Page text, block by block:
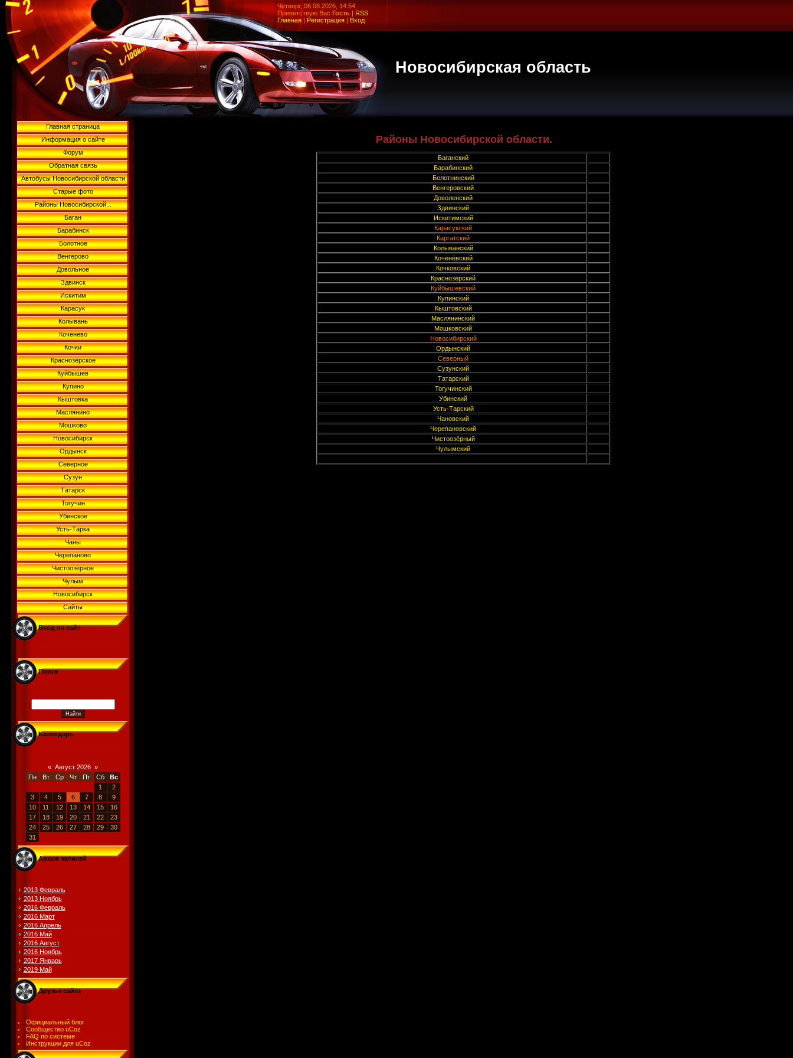
Четверг, 06.08.2026, 14:54
Приветствую Вас Гость | RSS
Главная | Регистрация | Вход
Новосибирская область
Главная страница
Информация о сайте
Форум
Обратная связь
Автобусы Новосибирской области
Старые фото
Районы Новосибирской...
Баган
Барабинск
Болотное
Венгерово
Довольное
Здвинск
Искитим
Карасук
Колывань
Коченево
Кочки
Краснозёрское
Куйбышев
Купино
Кыштовка
Маслянино
Мошково
Новосибирск
Ордынск
Северное
Сузун
Татарск
Тогучин
Убинское
Усть-Тарка
Чаны
Черепаново
Чистоозёрное
Чулым
Новосибирск
Сайты
Вход на сайт
Поиск
Календарь
« Август 2026 »
Пн
Вт Ср Чт Пт Сб
Вс
1
2
3
4 5 6 7 8
9
10
11 12 13 14 15
16
17
18 19 20 21 22
23
24
25 26 27 28 29
30
31
Архив записей
2013 Февраль
2013 Ноябрь
2016 Февраль
2016 Март
2016 Апрель
2016 Май
2016 Август
2016 Ноябрь
2017 Январь
2019 Май
Друзья сайта
Официальный блог
Сообщество uCoz
FAQ по системе
Инструкции для uCoz
Районы Новосибирской области.
Баганский
Барабинский
Болотнинский
Венгеровский
Доволенский
Здвинский
Искитимский
Карасукский
Каргатский
Колыванский
Коченёвский
Кочковский
Краснозёрский
Куйбышевский
Купинский
Кыштовский
Маслянинский
Мошковский
Новосибирский
Ордынский
Северный
Сузунский
Татарский
Тогучинский
Убинский
Усть-Тарский
Чановский
Черепановский
Чистоозёрный
Чулымский